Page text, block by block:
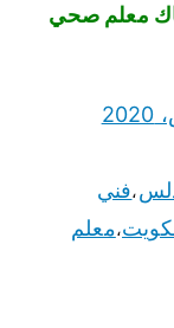
/ فني سباك معلم صحي
،فني
،معلم